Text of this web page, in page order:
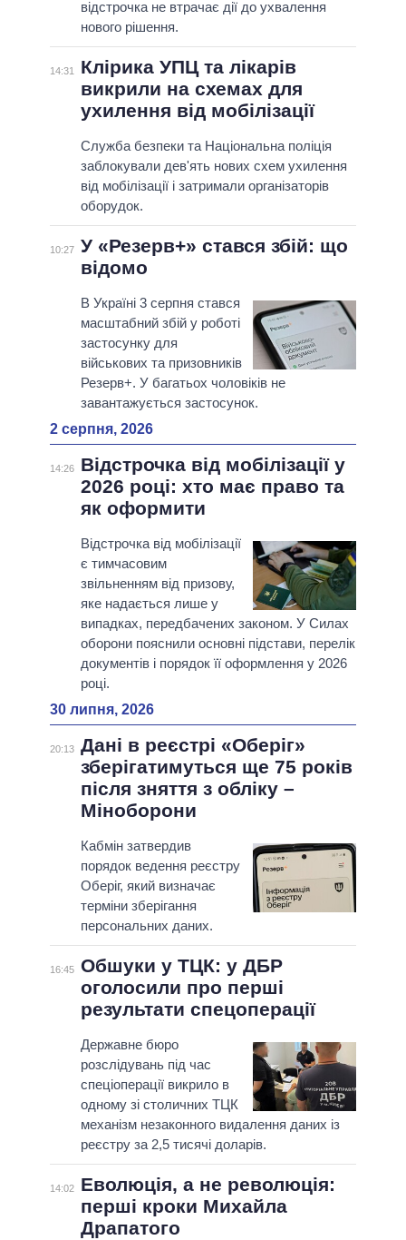
відстрочка не втрачає дії до ухвалення
нового рішення.
14:31
Клірика УПЦ та лікарів
викрили на схемах для
ухилення від мобілізації
Служба безпеки та Національна поліція
заблокували дев'ять нових схем ухилення
від мобілізації і затримали організаторів
оборудок.
10:27 У «Резерв+» стався збій: що
відомо
В Україні 3 серпня стався
масштабний збій у роботі
застосунку для
військових та призовників
Резерв+. У багатьох чоловіків не
завантажується застосунок.
2 серпня, 2026
14:26
Відстрочка від мобілізації у
2026 році: хто має право та
як оформити
Відстрочка від мобілізації
є тимчасовим
звільненням від призову,
яке надається лише у
випадках, передбачених законом. У Силах
оборони пояснили основні підстави, перелік
документів і порядок її оформлення у 2026
році.
30 липня, 2026
20:13 Дані в реєстрі «Оберіг»
зберігатимуться ще 75 років
після зняття з обліку –
Міноборони
Кабмін затвердив
порядок ведення реєстру
Оберіг, який визначає
терміни зберігання
персональних даних.
16:45 Обшуки у ТЦК: у ДБР
оголосили про перші
результати спецоперації
Державне бюро
розслідувань під час
спеціоперації викрило в
одному зі столичних ТЦК
механізм незаконного видалення даних із
реєстру за 2,5 тисячі доларів.
14:02
Еволюція, а не революція:
перші кроки Михайла
Драпатого